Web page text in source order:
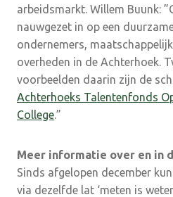
arbeidsmarkt. Willem Buunk:
nauwgezet in op een
ondernemers,
overheden in de Achterhoek.
voorbeelden daarin zijn de
Achterhoeks Talentenfonds
College.”
Meer informatie over en in
Sinds afgelopen december
via dezelfde lat ‘meten is